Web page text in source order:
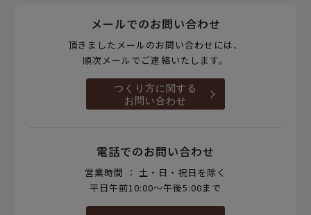
メールでのお問い合わせ
頂きましたメールのお問い合わせには、
順次メールでご連絡いたします。
つくり方に関する
お問い合わせ
電話でのお問い合わせ
営業時間 ： 土・日・祝日を除く
平日午前10:00～午後5:00まで